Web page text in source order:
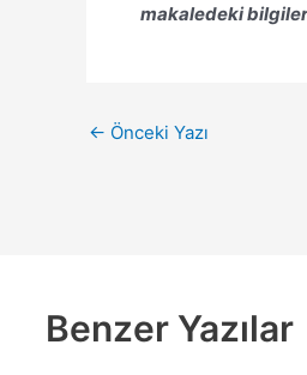
makaledeki
← Önceki Yazı
Benzer Yazılar